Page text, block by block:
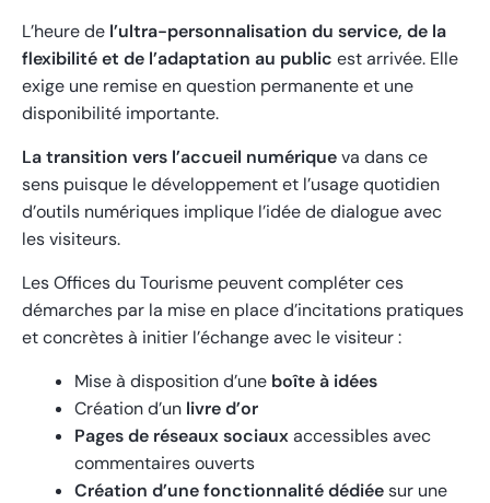
L’heure de l’ultra-personnalisation du service, de la
flexibilité et de l’adaptation au public est arrivée. Elle
exige une remise en question permanente et une
disponibilité importante.
La transition vers l’accueil numériqueva dans ce
sens puisque le développement et l’usage quotidien
d’outils numériques implique l’idée de dialogue avec
les visiteurs.
Les Offices du Tourisme peuvent compléter ces
démarches par la mise en place d’incitations pratiques
et concrètes à initier l’échange avec le visiteur :
Mise à disposition d’une boîte à idées
Création d’un livre d’or
Pages de réseaux sociauxaccessibles avec
commentaires ouverts
Création d’une fonctionnalité dédiéesur une